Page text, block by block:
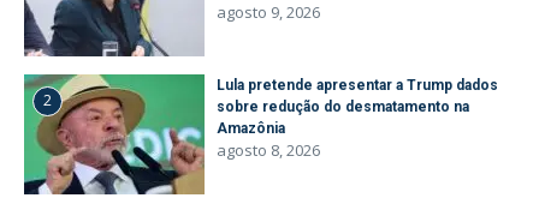
agosto 9, 2026
2
Lula pretende apresentar a Trump dados
sobre redução do desmatamento na
Amazônia
agosto 8, 2026